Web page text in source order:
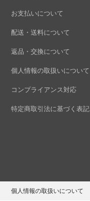
お支払いについて
配送・送料について
返品・交換について
個人情報の取扱いについて
コンプライアンス対応
特定商取引法に基づく表記
個人情報の取扱いについて